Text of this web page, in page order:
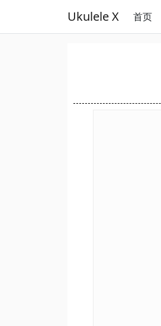
Ukulele X 首页